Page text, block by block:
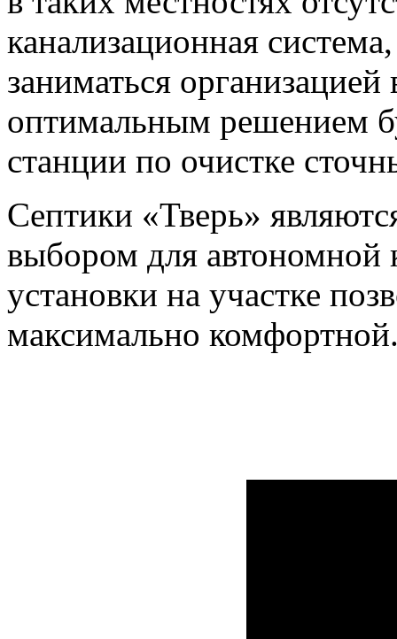
канализационная
заниматься
оптимальным решением
станции по очистке
Септики «Тверь»
выбором для автономной
установки на участке
максимально